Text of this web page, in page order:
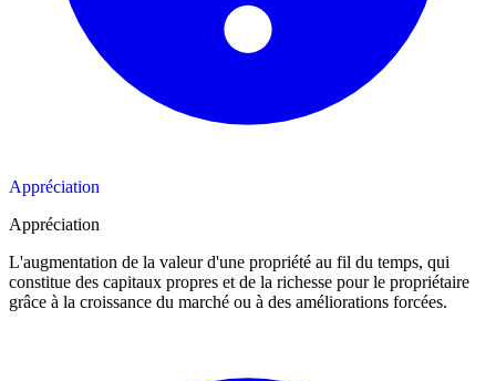
Appréciation
Appréciation
L'augmentation de la valeur d'une propriété au fil du temps, qui
constitue des capitaux propres et de la richesse pour le propriétaire
grâce à la croissance du marché ou à des améliorations forcées.